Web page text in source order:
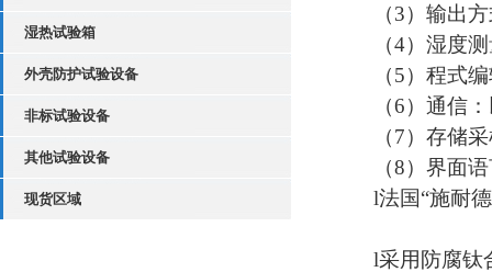
湿热试验箱
外壳防护试验设备
非标试验设备
其他试验设备
现货区域
（3）输出
（4）湿度
（5）程式
（6）通信
（7）存储
（8）界面
l法国“施耐
l采用防腐钛